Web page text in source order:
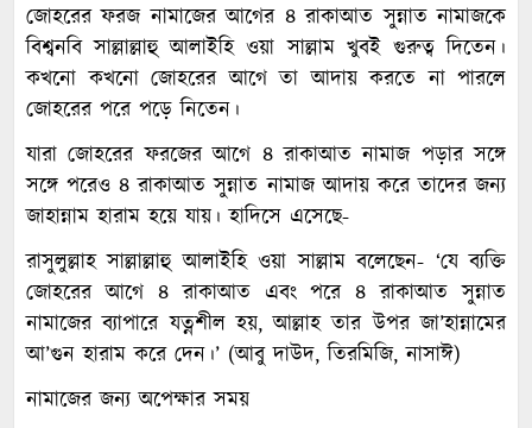
জোহরের ফরজ নামাজের আগের ৪ রাকাআত সুন্নাত নামাজকে
বিশ্বনবি সাল্লাল্লাহু আলাইহি ওয়া সাল্লাম খুবই গুরুত্ব দিতেন।
কখনো কখনো জোহরের আগে তা আদায় করতে না পারলে
জোহরের পরে পড়ে নিতেন।
যারা জোহরের ফরজের আগে ৪ রাকাআত নামাজ পড়ার সঙ্গে
সঙ্গে পরেও ৪ রাকাআত সুন্নাত নামাজ আদায় করে তাদের জন্য
জাহান্নাম হারাম হয়ে যায়। হাদিসে এসেছে-
রাসুলুল্লাহ সাল্লাল্লাহু আলাইহি ওয়া সাল্লাম বলেছেন- ‘যে ব্যক্তি
জোহরের আগে ৪ রাকাআত এবং পরে ৪ রাকাআত সুন্নাত
নামাজের ব্যাপারে যত্নশীল হয়, আল্লাহ তার উপর জা’হান্নামের
আ’গুন হারাম করে দেন।’ (আবু দাউদ, তিরমিজি, নাসাঈ)
নামাজের জন্য অপেক্ষার সময়